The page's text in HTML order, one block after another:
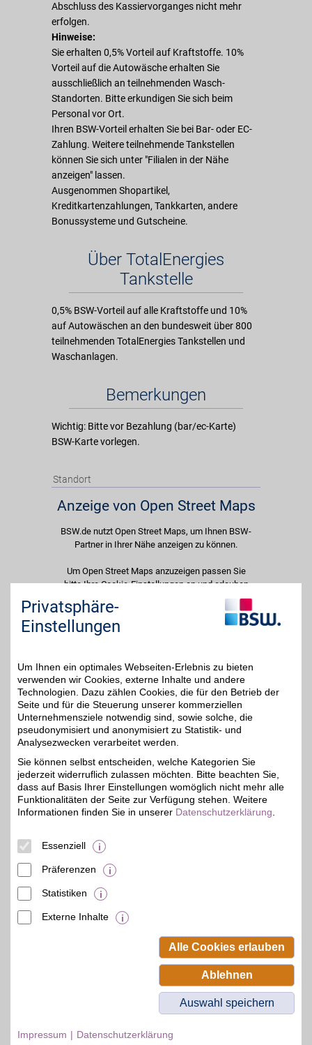
Abschluss des Kassiervorganges nicht mehr
erfolgen.
Hinweise:
Sie erhalten 0,5% Vorteil auf Kraftstoffe. 10%
Vorteil auf die Autowäsche erhalten Sie
ausschließlich an teilnehmenden Wasch-
Standorten. Bitte erkundigen Sie sich beim
Personal vor Ort.
Ihren BSW-Vorteil erhalten Sie bei Bar- oder EC-
Zahlung. Weitere teilnehmende Tankstellen
können Sie sich unter "Filialen in der Nähe
anzeigen" lassen.
Ausgenommen Shopartikel,
Kreditkartenzahlungen, Tankkarten, andere
Bonussysteme und Gutscheine.
Über TotalEnergies
Tankstelle
0,5% BSW-Vorteil auf alle Kraftstoffe und 10%
auf Autowäschen an den bundesweit über 800
teilnehmenden TotalEnergies Tankstellen und
Waschanlagen.
Bemerkungen
Wichtig: Bitte vor Bezahlung (bar/ec-Karte)
BSW-Karte vorlegen.
Standort
Anzeige von Open Street Maps
BSW.de nutzt Open Street Maps, um Ihnen BSW-
Partner in Ihrer Nähe anzeigen zu können.
Um Open Street Maps anzuzeigen passen Sie
bitte Ihre Cookie-Einstellungen an und erlauben
Sie "Externe Inhalte". Diese Auswahl können Sie
jederzeit über die Cookie-Einstellungen im
unteren Seitenbereich ändern.
Adresse
Industriestr. 2
56412 Heiligenroth
Filialen in der Nähe
Beamten-Selbsthilfewerk GmbH.
Privatsphäre-
Einstellungen
Um Ihnen ein optimales Webseiten-Erlebnis zu bieten
verwenden wir Cookies, externe Inhalte und andere
Technologien. Dazu zählen Cookies, die für den Betrieb der
Seite und für die Steuerung unserer kommerziellen
Unternehmensziele notwendig sind, sowie solche, die
pseudonymisiert und anonymisiert zu Statistik- und
Analysezwecken verarbeitet werden.
Sie können selbst entscheiden, welche Kategorien Sie
jederzeit widerruflich zulassen möchten. Bitte beachten Sie,
dass auf Basis Ihrer Einstellungen womöglich nicht mehr alle
Funktionalitäten der Seite zur Verfügung stehen. Weitere
Informationen finden Sie in unserer Datenschutzerklärung
Essenziell
Präferenzen
Statistiken
Externe Inhalte
Alle Cookies erlauben
Ablehnen
Auswahl speichern
Impressum Datenschutzerklärung